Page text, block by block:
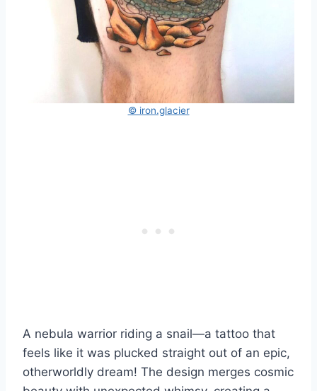
© iron.glacier
A nebula warrior riding a snail—a tattoo that
feels like it was plucked straight out of an epic,
otherworldly dream! The design merges cosmic